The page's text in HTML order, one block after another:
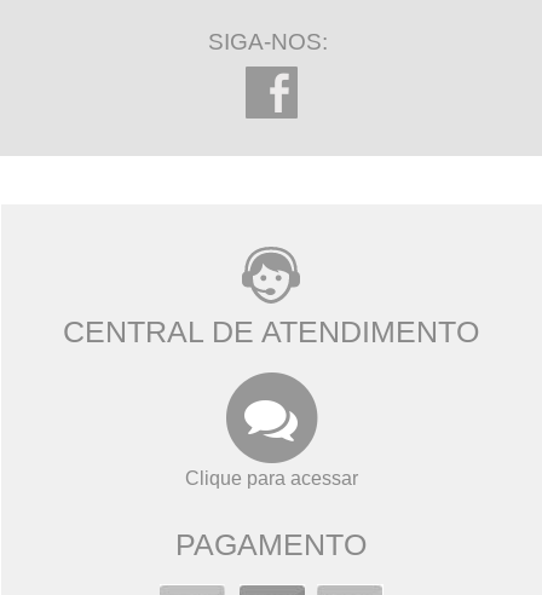
SIGA-NOS:
CENTRAL DE ATENDIMENTO
Clique para acessar
PAGAMENTO